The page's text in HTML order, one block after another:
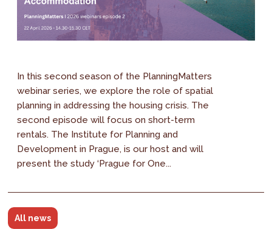
In this second season of the PlanningMatters
webinar series, we explore the role of spatial
planning in addressing the housing crisis. The
second episode will focus on short-term
rentals. The Institute for Planning and
Development in Prague, is our host and will
present the study ‘Prague for One...
All news